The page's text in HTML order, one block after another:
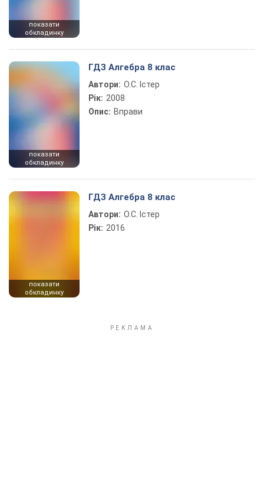
показати
обкладинку
показати
обкладинку
ГДЗ Алгебра 8 клас
Автори: О.С. Істер
Рік: 2008
Опис: Вправи
показати
обкладинку
ГДЗ Алгебра 8 клас
Автори: О.С. Істер
Рік: 2016